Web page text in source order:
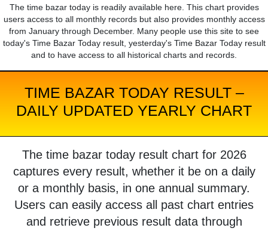
The time bazar today is readily available here. This chart provides
users access to all monthly records but also provides monthly access
from January through December. Many people use this site to see
today's Time Bazar Today result, yesterday's Time Bazar Today result
and to have access to all historical charts and records.
TIME BAZAR TODAY RESULT –
DAILY UPDATED YEARLY CHART
The time bazar today result chart for 2026
captures every result, whether it be on a daily
or a monthly basis, in one annual summary.
Users can easily access all past chart entries
and retrieve previous result data through